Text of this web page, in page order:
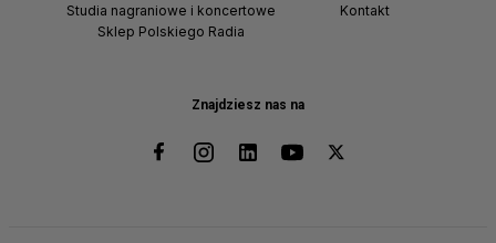
Znajdziesz nas na
Studia nagraniowe i koncertowe
Sklep Polskiego Radia
Kontakt